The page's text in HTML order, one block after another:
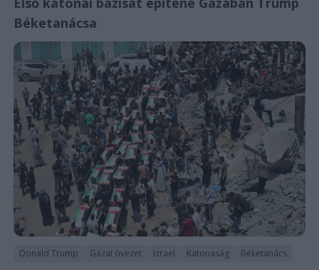
Béketanácsa
Donald Trump Gázai övezet Izrael Katonaság Béketanács